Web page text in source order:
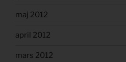
maj 2012
april 2012
mars 2012